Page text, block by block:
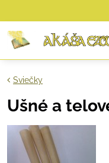
Sviečky
Ušné a